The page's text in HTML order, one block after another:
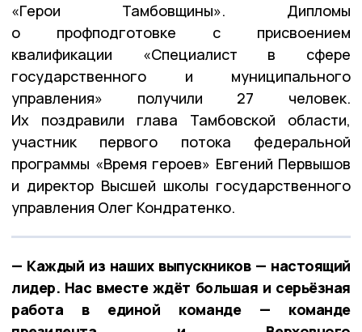
«Герои Тамбовщины». Дипломы
о профподготовке с присвоением
квалификации «Специалист в сфере
государственного и муниципального
управления» получили 27 человек.
Их поздравили глава Тамбовской области,
участник первого потока федеральной
программы «Время героев» Евгений Первышов
и директор Высшей школы государственного
управления Олег Кондратенко.
— Каждый из наших выпускников — настоящий
лидер. Нас вместе ждёт большая и серьёзная
работа в единой команде — команде